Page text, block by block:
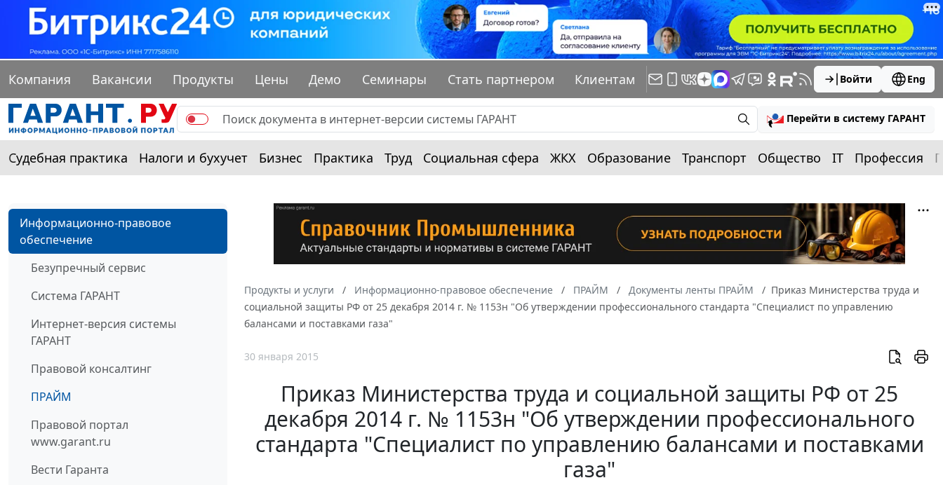
Компания Вакансии Продукты Цены Демо Семинары Стать партнером Клиентам Войти Eng
Перейти в систему ГАРАНТ
Судебная практика Налоги и бухучет Бизнес Практика Труд Социальная сфера ЖКХ Образование Транспорт Общество IT Профессия
Информационно-правовое
обеспечение
Безупречный сервис
Система ГАРАНТ
Интернет-версия системы
ГАРАНТ
Правовой консалтинг
ПРАЙМ
Правовой портал
www.garant.ru
Вести Гаранта
Продукты и услуги Информационно-правовое обеспечение ПРАЙМ Документы ленты ПРАЙМ
Приказ Министерства труда и
социальной защиты РФ от 25 декабря 2014 г. № 1153н "Об утверждении профессионального стандарта "Специалист по управлению
балансами и поставками газа"
30 января 2015
Приказ Министерства труда и социальной защиты РФ от 25
декабря 2014 г. № 1153н "Об утверждении профессионального
стандарта "Специалист по управлению балансами и поставками
газа"